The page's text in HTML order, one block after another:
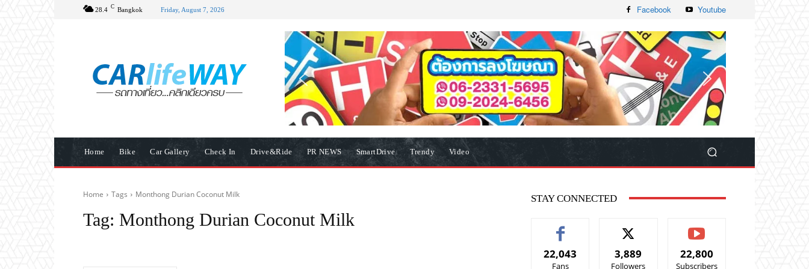
28.4 C Bangkok Friday, August 7, 2026 Facebook Youtube
Home Bike Car Gallery Check In Drive&Ride PR NEWS SmartDrive Trendy Video
Home Tags Monthong Durian Coconut Milk
Tag: Monthong Durian Coconut Milk
STAY CONNECTED
22,043
Fans
3,889
Followers
22,800
Subscribers